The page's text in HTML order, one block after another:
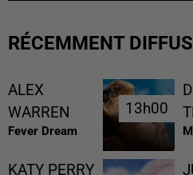
RÉCEMMENT
ALEX
WARREN
Fever Dream
13h00
13h00
KATY PERRY